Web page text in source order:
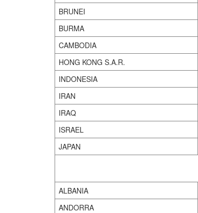
BRUNEI
BURMA
CAMBODIA
HONG KONG S.A.R.
INDONESIA
IRAN
IRAQ
ISRAEL
JAPAN
ALBANIA
ANDORRA